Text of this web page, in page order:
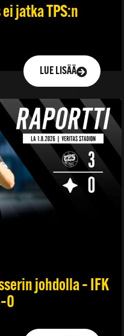
jatka TPS:n
LUE LISÄÄ
johdolla – IFK